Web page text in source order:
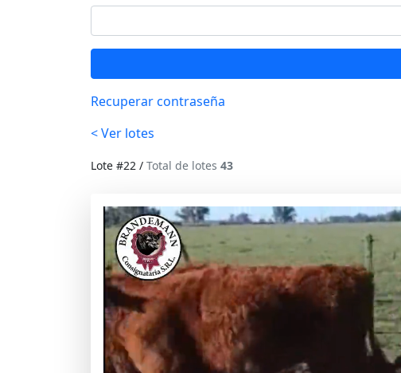
Recuperar contraseña
< Ver lotes
Lote #22 / Total de lotes 43